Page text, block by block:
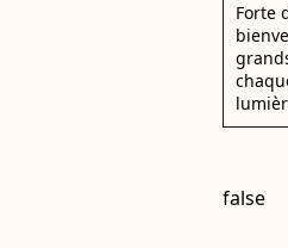
Forte
false